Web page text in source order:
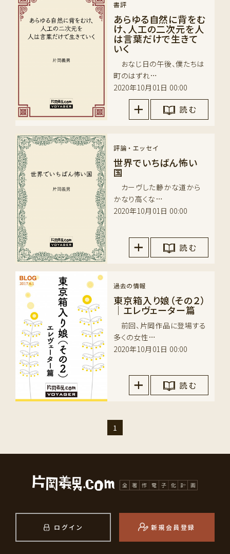
書評
あらゆる自然に背をむ
け、人工の二次元を人
は言葉だけで生きて
いく
おなじ日の午後、僕たちは
町のはずれ…
2020年10月01日 00:00
読 む
評論・エッセイ
世界でいちばん怖い
国
カーヴした静かな道から
かなり高くな…
2020年10月01日 00:00
読 む
過去の情報
東京箱入り娘（その２）
｜エレヴェーター篇
前回、片岡作品に登場する
多くの女性…
2020年10月01日 00:00
読 む
1
ログイン 新規会員登録